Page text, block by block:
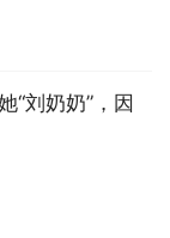
“刘奶奶”，因